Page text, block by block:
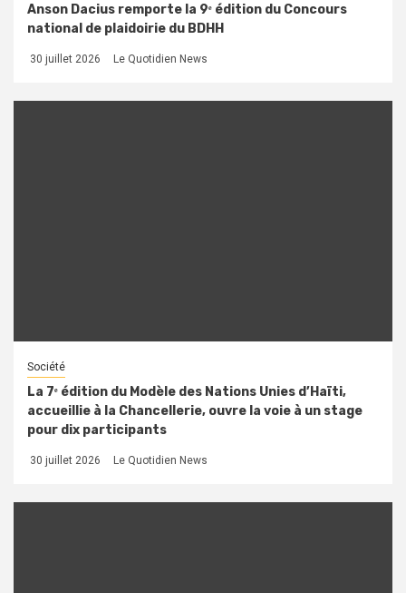
Anson Dacius remporte la 9ᵉ édition du Concours
national de plaidoirie du BDHH
30 juillet 2026 Le Quotidien News
Société
La 7ᵉ édition du Modèle des Nations Unies d’Haïti,
accueillie à la Chancellerie, ouvre la voie à un stage
pour dix participants
30 juillet 2026 Le Quotidien News